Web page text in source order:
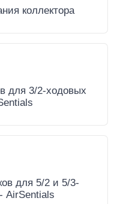
коллектора
для 3/2-ходовых
для 5/2 и 5/3-
AirSentials